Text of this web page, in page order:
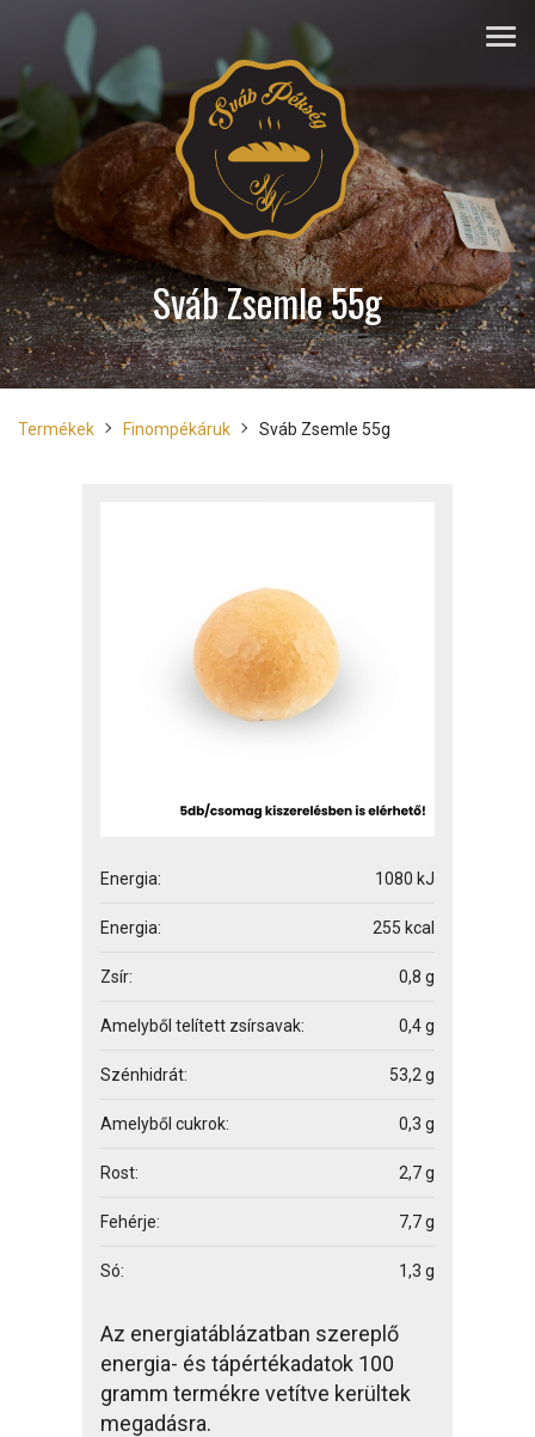
Sváb Zsemle 55g
Termékek Finompékáruk Sváb Zsemle 55g
Energia: 1080 kJ
Energia: 255 kcal
Zsír: 0,8 g
Amelyből telített zsírsavak: 0,4 g
Szénhidrát: 53,2 g
Amelyből cukrok: 0,3 g
Rost: 2,7 g
Fehérje: 7,7 g
Só: 1,3 g
Az energiatáblázatban szereplő
energia- és tápértékadatok 100
gramm termékre vetítve kerültek
megadásra.